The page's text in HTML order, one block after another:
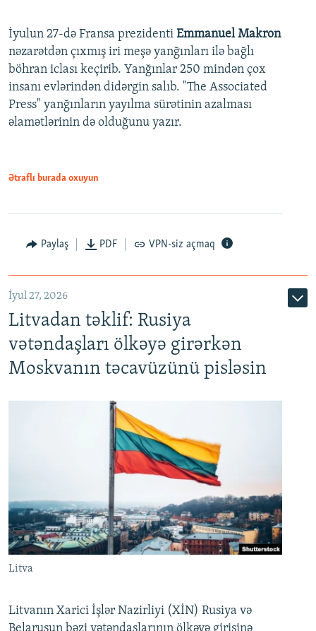
İyulun 27-də Fransa prezidenti Emmanuel Makron
nəzarətdən çıxmış iri meşə yanğınları ilə bağlı
böhran iclası keçirib. Yanğınlar 250 mindən çox
insanı evlərindən didərgin salıb. "The Associated
Press" yanğınların yayılma sürətinin azalması
əlamətlərinin də olduğunu yazır.
Ətraflı burada oxuyun
Paylaş PDF VPN-siz açmaq
İyul 27, 2026
Litvadan təklif: Rusiya
vətəndaşları ölkəyə girərkən
Moskvanın təcavüzünü pisləsin
Litva
Litvanın Xarici İşlər Nazirliyi (XİN) Rusiya və